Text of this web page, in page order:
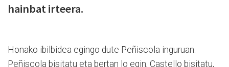
hainbat irteera.
Honako ibilbidea egingo dute Peñiscola inguruan:
Peñiscola bisitatu eta bertan lo egin, Castello bisitatu,